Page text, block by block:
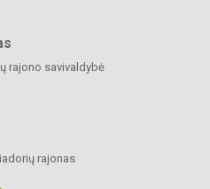
rajono savivaldybė
rajonas